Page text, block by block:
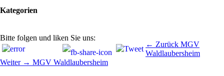
Kategorien
Bitte folgen und liken Sie uns:
Beitragsnavigation ← Zurück
Beitrag:
MGV
Waldlaubersheim
Weiter → Nächster
MGV Waldlaubersheim